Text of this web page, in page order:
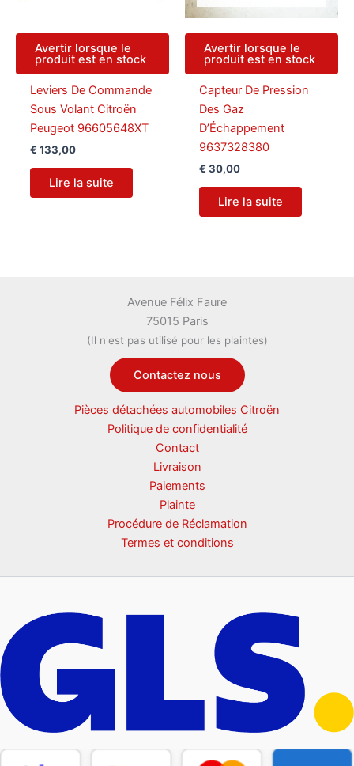
Avertir lorsque le
produit est en stock
Leviers De Commande
Sous Volant Citroën
Peugeot 96605648XT
€ 133,00
Lire la suite
Avertir lorsque le
produit est en stock
Capteur De Pression
Des Gaz
D’Échappement
9637328380
€ 30,00
Lire la suite
Avenue Félix Faure
75015 Paris
(Il n'est pas utilisé pour les plaintes)
Contactez nous
Pièces détachées automobiles Citroën
Politique de confidentialité
Contact
Livraison
Paiements
Plainte
Procédure de Réclamation
Termes et conditions